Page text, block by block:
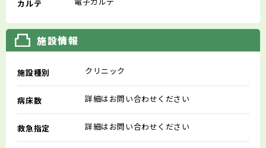
カルテ
施設情報
施設種別 クリニック
病床数 詳細はお問い合わせください
救急指定 詳細はお問い合わせください